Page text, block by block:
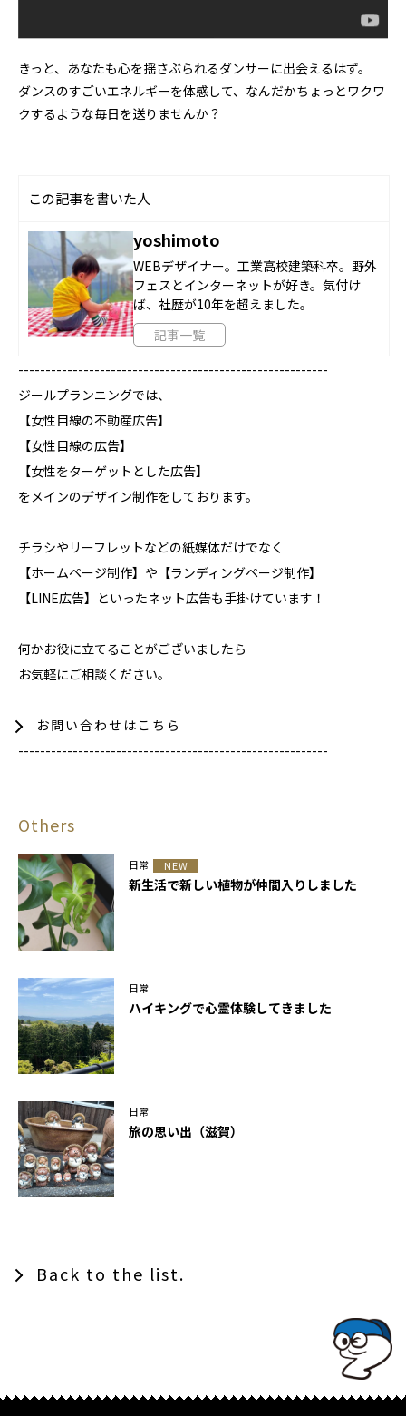
きっと、あなたも心を揺さぶられるダンサーに出会えるはず。
ダンスのすごいエネルギーを体感して、なんだかちょっとワクワ
クするような毎日を送りませんか？
この記事を書いた人
yoshimoto
WEBデザイナー。工業高校建築科卒。野外
フェスとインターネットが好き。気付け
ば、社歴が10年を超えました。
記事一覧
---------------------------------------------------------
ジールプランニングでは、
【女性目線の不動産広告】
【女性目線の広告】
【女性をターゲットとした広告】
をメインのデザイン制作をしております。
チラシやリーフレットなどの紙媒体だけでなく
【ホームページ制作】や【ランディングページ制作】
【LINE広告】といったネット広告も手掛けています！
何かお役に立てることがございましたら
お気軽にご相談ください。
お問い合わせはこちら
---------------------------------------------------------
Others
日常 NEW
新生活で新しい植物が仲間入りしました
日常
ハイキングで心霊体験してきました
日常
旅の思い出（滋賀）
Back to the list.